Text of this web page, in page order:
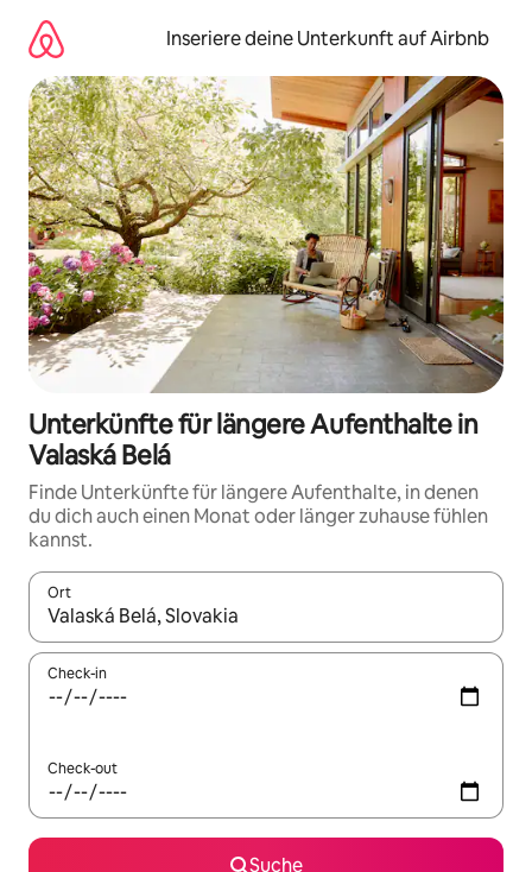
Inhalten
springen
Inseriere deine Unterkunft auf Airbnb
Unterkünfte für längere Aufenthalte in
Valaská Belá
Finde Unterkünfte für längere Aufenthalte, in denen
du dich auch einen Monat oder länger zuhause fühlen
kannst.
Ort
Wenn Ergebnisse verfügbar sind, navigiere mit den
Check-in
Check-out
Suche